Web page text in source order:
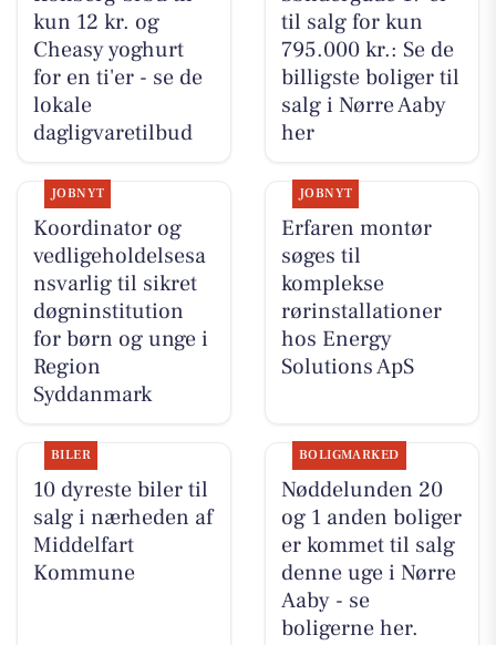
kun 12 kr. og
Cheasy yoghurt
for en ti'er - se de
lokale
dagligvaretilbud
til salg for kun
795.000 kr.: Se de
billigste boliger til
salg i Nørre Aaby
her
JOBNYT
Koordinator og
vedligeholdelsesa
nsvarlig til sikret
døgninstitution
for børn og unge i
Region
Syddanmark
JOBNYT
Erfaren montør
søges til
komplekse
rørinstallationer
hos Energy
Solutions ApS
BILER
10 dyreste biler til
salg i nærheden af
Middelfart
Kommune
BOLIGMARKED
Nøddelunden 20
og 1 anden boliger
er kommet til salg
denne uge i Nørre
Aaby - se
boligerne her.